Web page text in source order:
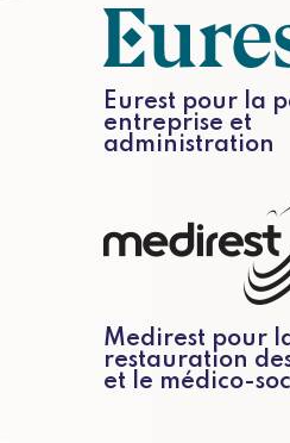
Eurest pour la
entreprise et
administration
Medirest pour
restauration
et le médico-